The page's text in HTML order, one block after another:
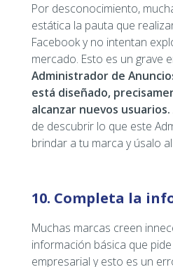
Por desconocimiento,
estática la pauta que
Facebook y no intentan
mercado. Esto es un grave
Administrador de
está diseñado,
alcanzar nuevos usuarios.
de descubrir lo que este
brindar a tu marca y úsalo
10. Completa la
Muchas marcas creen
información básica que
empresarial y esto es un